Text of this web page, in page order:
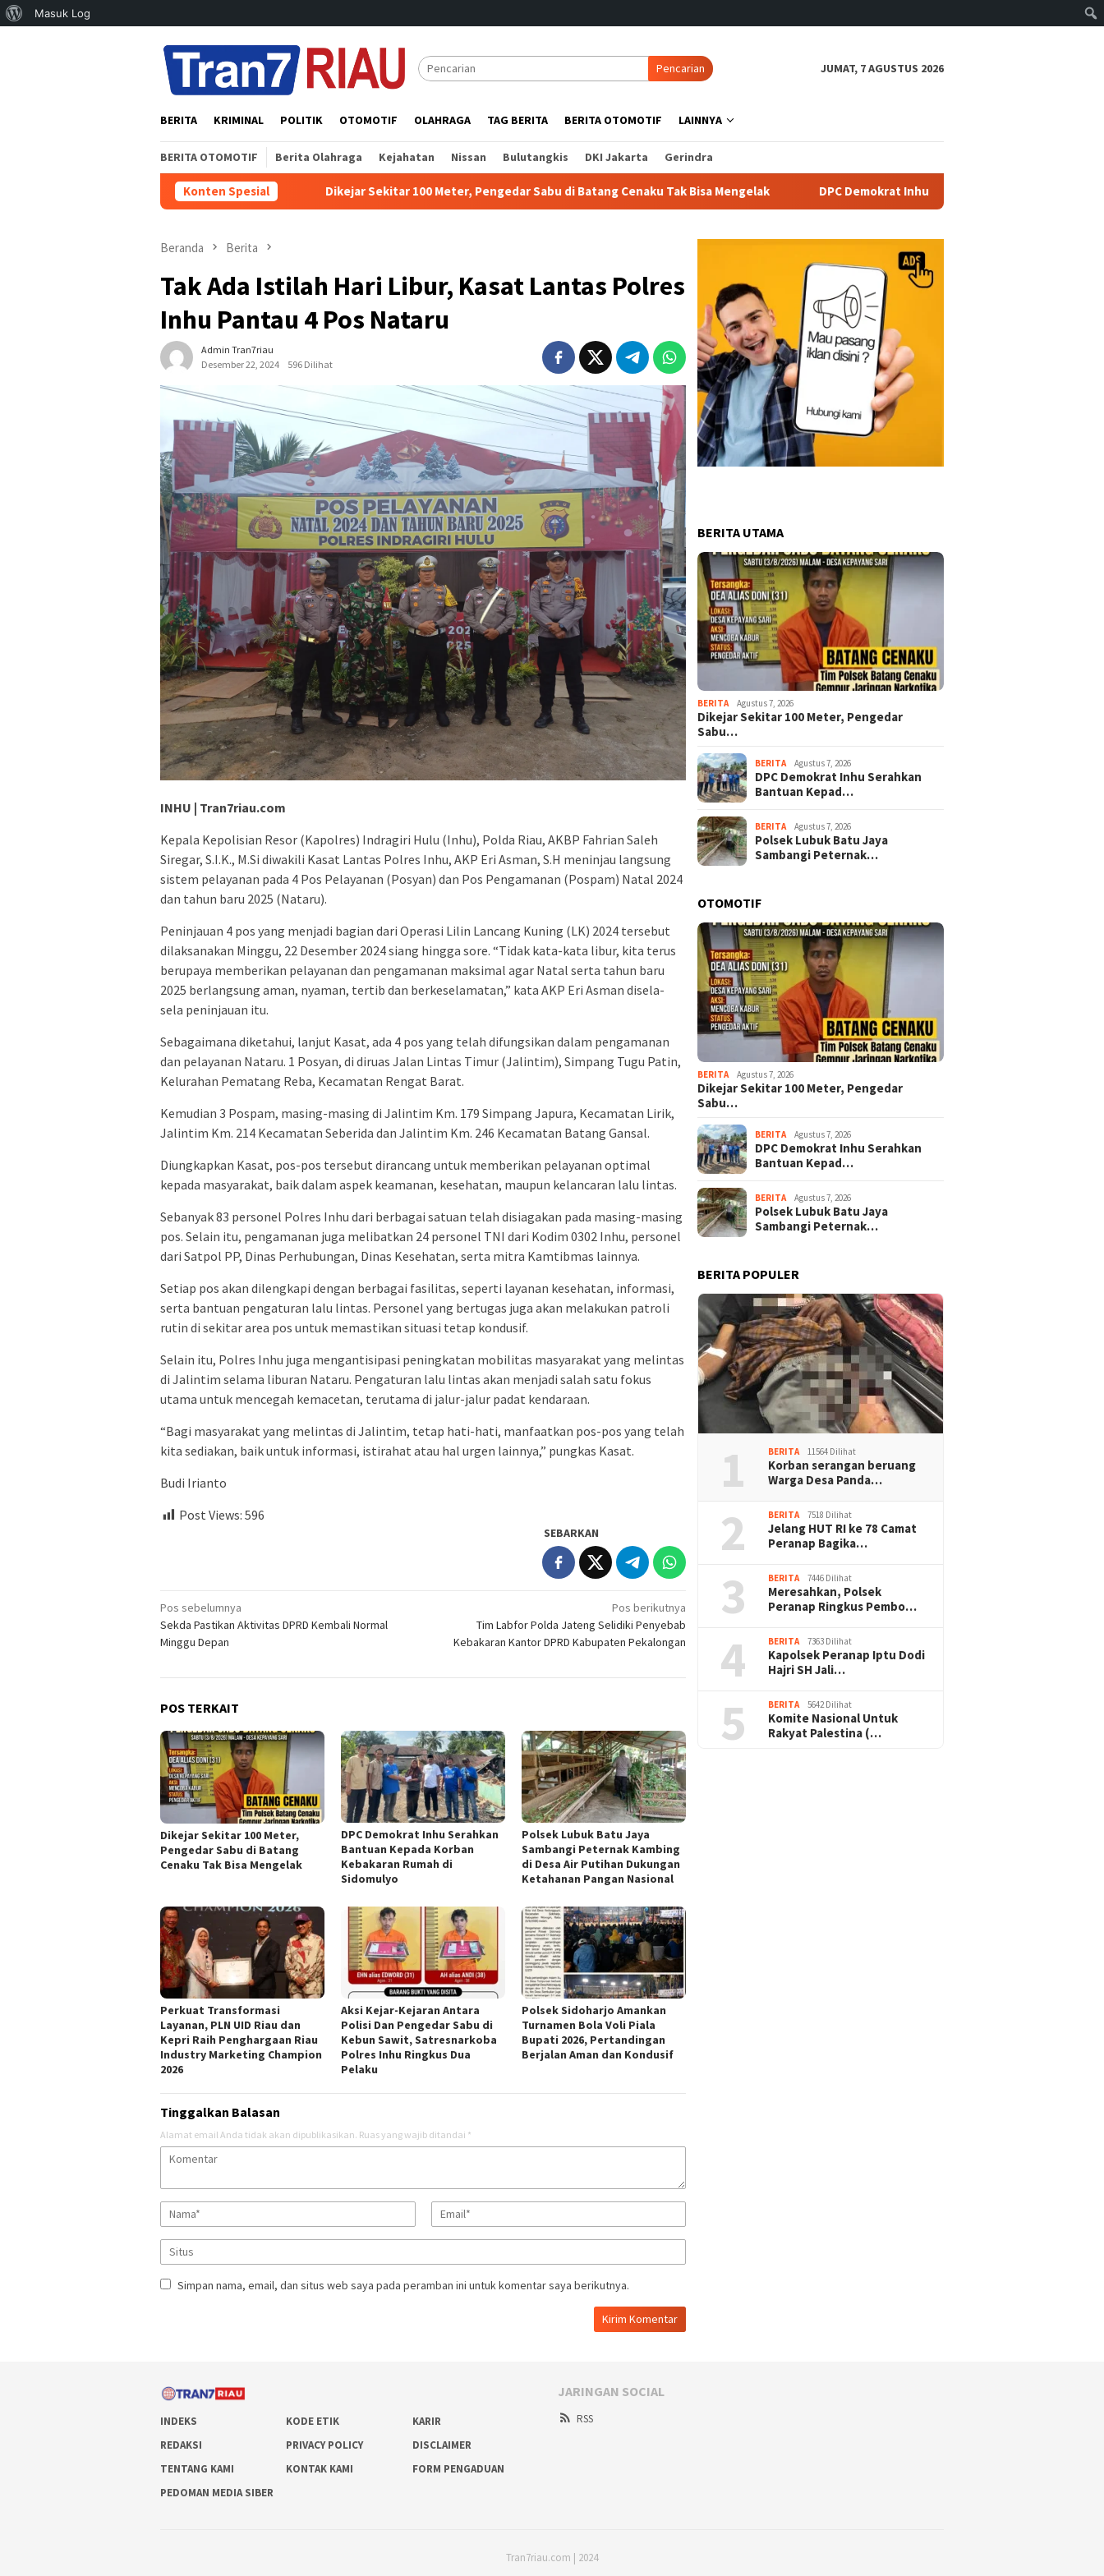
Tentang
Masuk Log
Pencarian JUMAT, 7 AGUSTUS 2026
BERITA KRIMINAL POLITIK OTOMOTIF OLAHRAGA TAG BERITA BERITA OTOMOTIF LAINNYA
BERITA OTOMOTIF Berita Olahraga Kejahatan Nissan Bulutangkis DKI Jakarta Gerindra
Konten SpesialDikejar Sekitar 100 Meter, Pengedar Sabu di Batang Cenaku Tak Bisa Mengelak DPC Demokrat Inhu Serahkan Bantuan Kepada Korban Kebakaran
Beranda Berita
Tak Ada Istilah Hari Libur, Kasat Lantas Polres
Inhu Pantau 4 Pos Nataru
Admin Tran7riau
Desember 22, 2024
596 Dilihat
INHU | Tran7riau.com
Kepala Kepolisian Resor (Kapolres) Indragiri Hulu (Inhu), Polda Riau, AKBP Fahrian Saleh
Siregar, S.I.K., M.Si diwakili Kasat Lantas Polres Inhu, AKP Eri Asman, S.H meninjau langsung
sistem pelayanan pada 4 Pos Pelayanan (Posyan) dan Pos Pengamanan (Pospam) Natal 2024
dan tahun baru 2025 (Nataru).
Peninjauan 4 pos yang menjadi bagian dari Operasi Lilin Lancang Kuning (LK) 2024 tersebut
dilaksanakan Minggu, 22 Desember 2024 siang hingga sore. “Tidak kata-kata libur, kita terus
berupaya memberikan pelayanan dan pengamanan maksimal agar Natal serta tahun baru
2025 berlangsung aman, nyaman, tertib dan berkeselamatan,” kata AKP Eri Asman disela-
sela peninjauan itu.
Sebagaimana diketahui, lanjut Kasat, ada 4 pos yang telah difungsikan dalam pengamanan
dan pelayanan Nataru. 1 Posyan, di diruas Jalan Lintas Timur (Jalintim), Simpang Tugu Patin,
Kelurahan Pematang Reba, Kecamatan Rengat Barat.
Kemudian 3 Pospam, masing-masing di Jalintim Km. 179 Simpang Japura, Kecamatan Lirik,
Jalintim Km. 214 Kecamatan Seberida dan Jalintim Km. 246 Kecamatan Batang Gansal.
Diungkapkan Kasat, pos-pos tersebut dirancang untuk memberikan pelayanan optimal
kepada masyarakat, baik dalam aspek keamanan, kesehatan, maupun kelancaran lalu lintas.
Sebanyak 83 personel Polres Inhu dari berbagai satuan telah disiagakan pada masing-masing
pos. Selain itu, pengamanan juga melibatkan 24 personel TNI dari Kodim 0302 Inhu, personel
dari Satpol PP, Dinas Perhubungan, Dinas Kesehatan, serta mitra Kamtibmas lainnya.
Setiap pos akan dilengkapi dengan berbagai fasilitas, seperti layanan kesehatan, informasi,
serta bantuan pengaturan lalu lintas. Personel yang bertugas juga akan melakukan patroli
rutin di sekitar area pos untuk memastikan situasi tetap kondusif.
Selain itu, Polres Inhu juga mengantisipasi peningkatan mobilitas masyarakat yang melintas
di Jalintim selama liburan Nataru. Pengaturan lalu lintas akan menjadi salah satu fokus
utama untuk mencegah kemacetan, terutama di jalur-jalur padat kendaraan.
“Bagi masyarakat yang melintas di Jalintim, tetap hati-hati, manfaatkan pos-pos yang telah
kita sediakan, baik untuk informasi, istirahat atau hal urgen lainnya,” pungkas Kasat.
Budi Irianto
Post Views: 596
SEBARKAN
Navigasi
pos
Pos sebelumnya
Sekda Pastikan Aktivitas DPRD Kembali Normal
Minggu Depan
Pos berikutnya
Tim Labfor Polda Jateng Selidiki Penyebab
Kebakaran Kantor DPRD Kabupaten Pekalongan
POS TERKAIT
Dikejar Sekitar 100 Meter,
Pengedar Sabu di Batang
Cenaku Tak Bisa Mengelak
DPC Demokrat Inhu Serahkan
Bantuan Kepada Korban
Kebakaran Rumah di
Sidomulyo
Polsek Lubuk Batu Jaya
Sambangi Peternak Kambing
di Desa Air Putihan Dukungan
Ketahanan Pangan Nasional
Perkuat Transformasi
Layanan, PLN UID Riau dan
Kepri Raih Penghargaan Riau
Industry Marketing Champion
2026
Aksi Kejar-Kejaran Antara
Polisi Dan Pengedar Sabu di
Kebun Sawit, Satresnarkoba
Polres Inhu Ringkus Dua
Pelaku
Polsek Sidoharjo Amankan
Turnamen Bola Voli Piala
Bupati 2026, Pertandingan
Berjalan Aman dan Kondusif
Tinggalkan Balasan
Alamat email Anda tidak akan dipublikasikan. Ruas yang wajib ditandai *
Simpan nama, email, dan situs web saya pada peramban ini untuk komentar saya berikutnya.
BERITA UTAMA
BERITA Agustus 7, 2026
Dikejar Sekitar 100 Meter, Pengedar
Sabu…
BERITA Agustus 7, 2026
DPC Demokrat Inhu Serahkan
Bantuan Kepad…
BERITA Agustus 7, 2026
Polsek Lubuk Batu Jaya
Sambangi Peternak…
OTOMOTIF
BERITA Agustus 7, 2026
Dikejar Sekitar 100 Meter, Pengedar
Sabu…
BERITA Agustus 7, 2026
DPC Demokrat Inhu Serahkan
Bantuan Kepad…
BERITA Agustus 7, 2026
Polsek Lubuk Batu Jaya
Sambangi Peternak…
BERITA POPULER
1 BERITA 11564 Dilihat
Korban serangan beruang
Warga Desa Panda…
2 BERITA 7518 Dilihat
Jelang HUT RI ke 78 Camat
Peranap Bagika…
3 BERITA 7446 Dilihat
Meresahkan, Polsek
Peranap Ringkus Pembo…
4 BERITA 7363 Dilihat
Kapolsek Peranap Iptu Dodi
Hajri SH Jali…
5 BERITA 5642 Dilihat
Komite Nasional Untuk
Rakyat Palestina (…
INDEKS KODE ETIK
KARIR
REDAKSI
PRIVACY POLICY
DISCLAIMER
TENTANG KAMI
KONTAK KAMI
FORM PENGADUAN
PEDOMAN MEDIA SIBER
JARINGAN SOCIAL
RSS
Tran7riau.com | 2024